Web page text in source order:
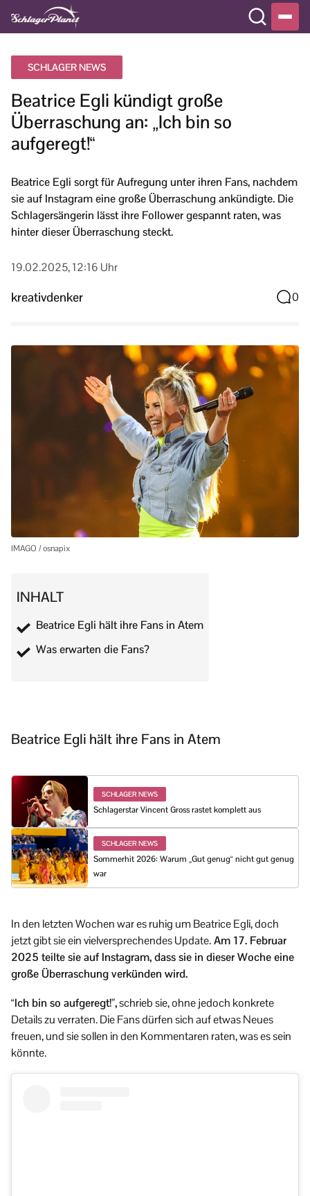
SCHLAGER NEWS
Beatrice Egli kündigt große
Überraschung an: „Ich bin so
aufgeregt!“
Beatrice Egli sorgt für Aufregung unter ihren Fans, nachdem
sie auf Instagram eine große Überraschung ankündigte. Die
Schlagersängerin lässt ihre Follower gespannt raten, was
hinter dieser Überraschung steckt.
19.02.2025, 12:16 Uhr
kreativdenker 0
IMAGO / osnapix
INHALT
Beatrice Egli hält ihre Fans in Atem
Was erwarten die Fans?
Beatrice Egli hält ihre Fans in Atem
SCHLAGER NEWS
Schlagerstar Vincent Gross rastet komplett aus
SCHLAGER NEWS
Sommerhit 2026: Warum „Gut genug“ nicht gut genug
war
In den letzten Wochen war es ruhig um Beatrice Egli, doch
jetzt gibt sie ein vielversprechendes Update.Am 17. Februar
2025 teilte sie auf Instagram, dass sie in dieser Woche eine
große Überraschung verkünden wird.
“Ich bin so aufgeregt!”,schrieb sie, ohne jedoch konkrete
Details zu verraten. Die Fans dürfen sich auf etwas Neues
freuen, und sie sollen in den Kommentaren raten, was es sein
könnte.